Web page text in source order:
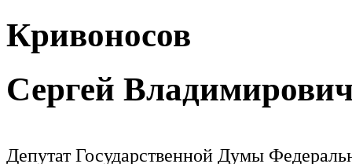
Кривоносов
Сергей
Депутат Государственной Думы